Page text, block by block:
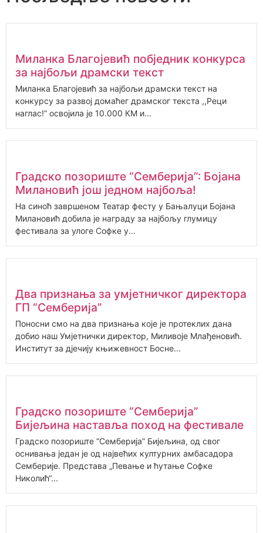
Миланка Благојевић побједник конкурса
за најбољи драмски текст
Миланка Благојевић за најбољи драмски текст на
конкурсу за развој домаћег драмског текста ,,Реци
наглас!” освојила је 10.000 КМ и...
Градско позориште “Семберија”: Бојана
Милановић још једном најбоља!
На синоћ завршеном Театар фесту у Бањалуци Бојана
Милановић добила је награду за најбољу глумицу
фестивала за улоге Софке у...
Два признања за умјетничког директора
ГП “Семберија”
Поносни смо на два признања које је протеклих дана
добио наш Умјетнички директор, Миливоје Млађеновић.
Институт за дјечију књижевност Босне...
Градско позориште “Семберија”
Бијељина наставља поход на фестивале
Градско позориште “Семберија” Бијељина, од свог
оснивања један је од највећих културних амбасадора
Семберије. Представа „Певање и ћутање Софке
Николић“...